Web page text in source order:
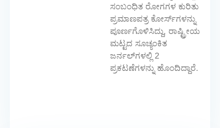
ಸಂಬಂಧಿತ ರೋಗಗಳ ಕುರಿತು
ಪ್ರಮಾಣಪತ್ರ ಕೋರ್ಸ್‌ಗಳನ್ನು
ಪೂರ್ಣಗೊಳಿಸಿದ್ದು, ರಾಷ್ಟ್ರೀಯ
ಮಟ್ಟದ ಸೂಚ್ಯಂಕಿತ
ಜರ್ನಲ್‌ಗಳಲ್ಲಿ 2
ಪ್ರಕಟಣೆಗಳನ್ನು ಹೊಂದಿದ್ದಾರೆ.